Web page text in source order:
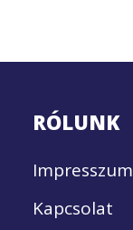
RÓLUNK
Impresszum
Kapcsolat